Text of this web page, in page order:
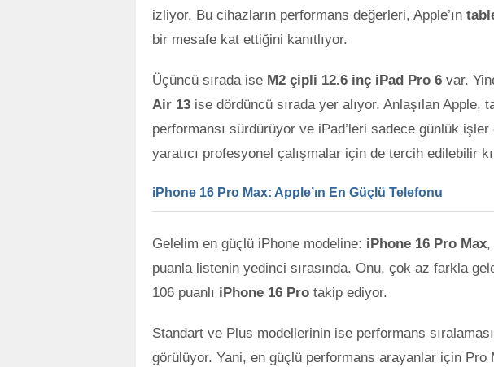
izliyor. Bu cihazların performans değerleri, Apple’ın
bir mesafe kat ettiğini kanıtlıyor.
Üçüncü sırada ise M2 çipli 12.6 inç iPad Pro 6 var.
Air 13 ise dördüncü sırada yer alıyor. Anlaşılan Apple,
performansı sürdürüyor ve iPad’leri sadece günlük işler
yaratıcı profesyonel çalışmalar için de tercih edilebilir
iPhone 16 Pro Max: Apple’ın En Güçlü Telefonu
Gelelim en güçlü iPhone modeline: iPhone 16 Pro Max,
puanla listenin yedinci sırasında. Onu, çok az farkla
106 puanlı iPhone 16 Pro takip ediyor.
Standart ve Plus modellerinin ise performans
görülüyor. Yani, en güçlü performans arayanlar için Pro